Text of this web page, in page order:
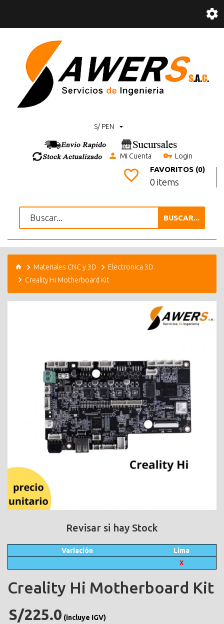
S/ PEN
Mi Cuenta Login
FAVORITOS (0)
0 items
BUSCAR...
Materiales CNC y 3D
Electronica 3D
Creality Hi Motherboard Kit
Revisar si hay Stock
Variación Lima
X
Creality Hi Motherboard Kit
S/225.0 (incluye IGV)